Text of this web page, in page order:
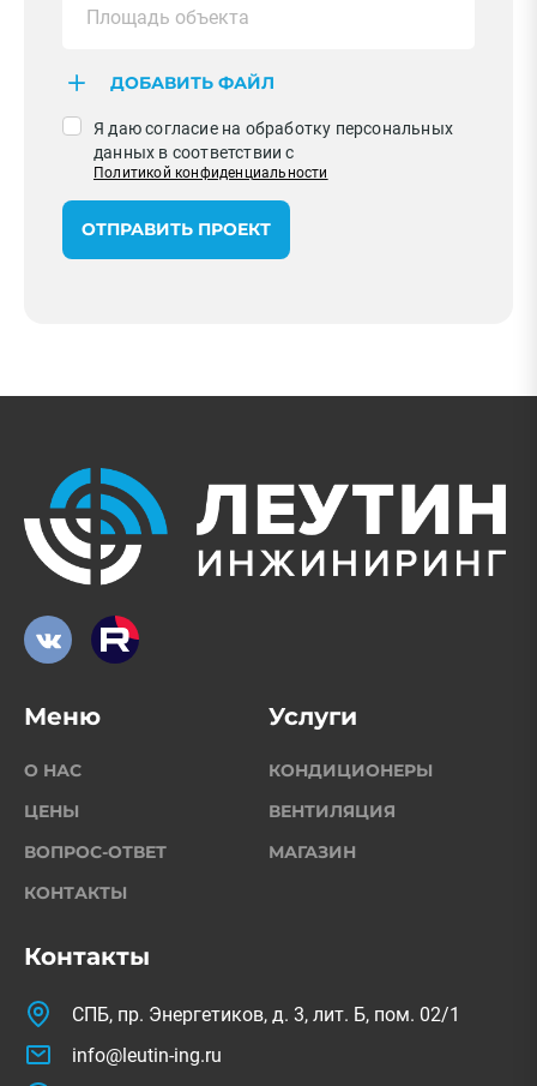
ДОБАВИТЬ ФАЙЛ
Я даю согласие на обработку персональных
данных в соответствии с
Политикой конфиденциальности
ОТПРАВИТЬ ПРОЕКТ
Контакты
СПБ, пр. Энергетиков, д. 3, лит. Б, пом. 02/1
info@leutin-ing.ru
Меню
О НАС
ЦЕНЫ
ВОПРОС-ОТВЕТ
КОНТАКТЫ
Услуги
КОНДИЦИОНЕРЫ
ВЕНТИЛЯЦИЯ
МАГАЗИН